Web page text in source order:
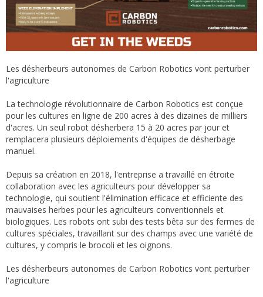
Les désherbeurs autonomes de Carbon Robotics vont perturber
l'agriculture
La technologie révolutionnaire de Carbon Robotics est conçue
pour les cultures en ligne de 200 acres à des dizaines de milliers
d'acres. Un seul robot désherbera 15 à 20 acres par jour et
remplacera plusieurs déploiements d'équipes de désherbage
manuel.
Depuis sa création en 2018, l'entreprise a travaillé en étroite
collaboration avec les agriculteurs pour développer sa
technologie, qui soutient l'élimination efficace et efficiente des
mauvaises herbes pour les agriculteurs conventionnels et
biologiques. Les robots ont subi des tests bêta sur des fermes de
cultures spéciales, travaillant sur des champs avec une variété de
cultures, y compris le brocoli et les oignons.
Les désherbeurs autonomes de Carbon Robotics vont perturber
l'agriculture